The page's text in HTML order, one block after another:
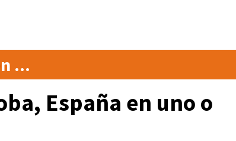
...
España en uno o